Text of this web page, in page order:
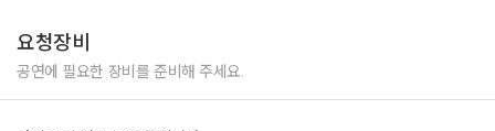
도사 전래설화전 - 대한민국에서 유일하게 도사 컨셉으로 전통 마술을 진행
요청장비
공연에 필요한 장비를 준비해 주세요.